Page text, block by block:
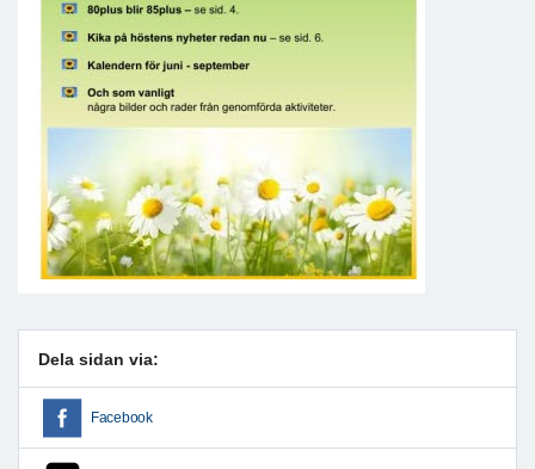
Dela sidan via:
Facebook